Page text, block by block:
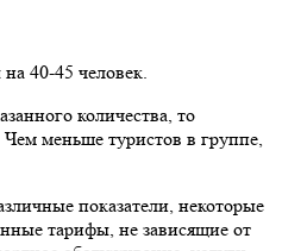
40-45 человек.
количества, то
Чем меньше туристов в группе,
показатели, некоторые
тарифы, не зависящие от